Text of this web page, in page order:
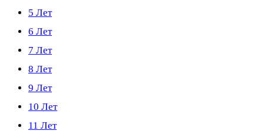
5 Лет
6 Лет
7 Лет
8 Лет
9 Лет
10 Лет
11 Лет